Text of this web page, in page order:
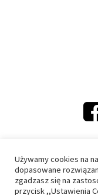
PIU
Używamy cookies na
dopasowane
zgadzasz się na
przycisk ,,Ustawienia